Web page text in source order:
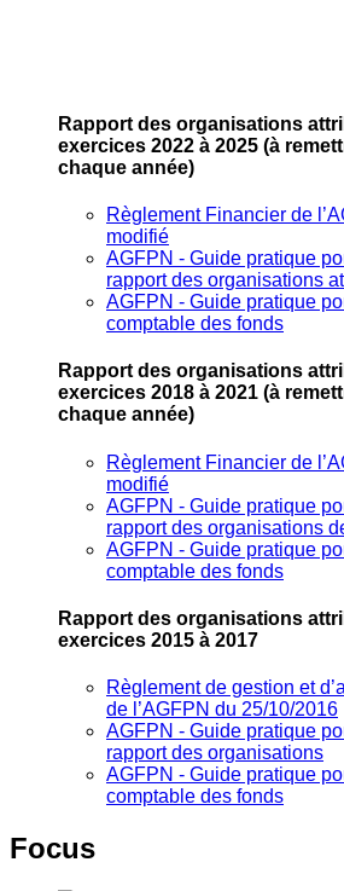
Rapport des organisations
exercices 2022 à 2025 (à
chaque année)
Règlement Financier de
modifié
AGFPN ‐ Guide pratique
rapport des organisations
AGFPN ‐ Guide pratique
comptable des fonds
Rapport des organisations
exercices 2018 à 2021 (à
chaque année)
Règlement Financier de
modifié
AGFPN ‐ Guide pratique
rapport des organisations
AGFPN ‐ Guide pratique
comptable des fonds
Rapport des organisations
exercices 2015 à 2017
Règlement de gestion et
de l’AGFPN du 25/10/2016
AGFPN ‐ Guide pratique
rapport des organisations
AGFPN ‐ Guide pratique
comptable des fonds
Focus